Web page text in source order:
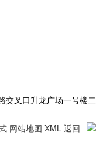
交叉口升龙广场一号楼二
网站地图 XML 返回